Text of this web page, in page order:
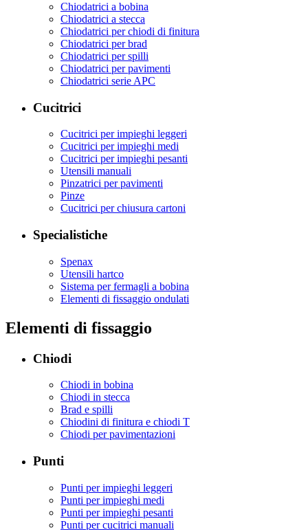
Chiodatrici a bobina
Chiodatrici a stecca
Chiodatrici per chiodi di finitura
Chiodatrici per brad
Chiodatrici per spilli
Chiodatrici per pavimenti
Chiodatrici serie APC
Cucitrici
Cucitrici per impieghi leggeri
Cucitrici per impieghi medi
Cucitrici per impieghi pesanti
Utensili manuali
Pinzatrici per pavimenti
Pinze
Cucitrici per chiusura cartoni
Specialistiche
Spenax
Utensili hartco
Sistema per fermagli a bobina
Elementi di fissaggio ondulati
Elementi di fissaggio
Chiodi
Chiodi in bobina
Chiodi in stecca
Brad e spilli
Chiodini di finitura e chiodi T
Chiodi per pavimentazioni
Punti
Punti per impieghi leggeri
Punti per impieghi medi
Punti per impieghi pesanti
Punti per cucitrici manuali